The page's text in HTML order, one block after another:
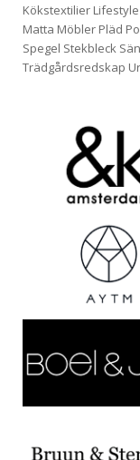
Kökstextilier Lifestyle
Matta Möbler Pläd
Spegel Stekbleck
Trädgårdsredskap